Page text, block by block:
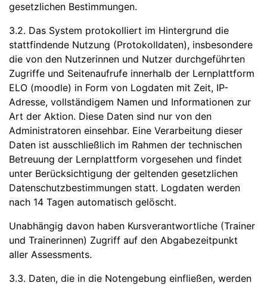
gesetzlichen Bestimmungen.
3.2. Das System protokolliert im Hintergrund die
stattfindende Nutzung (Protokolldaten), insbesondere
die von den Nutzerinnen und Nutzer durchgeführten
Zugriffe und Seitenaufrufe innerhalb der Lernplattform
ELO (moodle) in Form von Logdaten mit Zeit, IP-
Adresse, vollständigem Namen und Informationen zur
Art der Aktion. Diese Daten sind nur von den
Administratoren einsehbar. Eine Verarbeitung dieser
Daten ist ausschließlich im Rahmen der technischen
Betreuung der Lernplattform vorgesehen und findet
unter Berücksichtigung der geltenden gesetzlichen
Datenschutzbestimmungen statt. Logdaten werden
nach 14 Tagen automatisch gelöscht.
Unabhängig davon haben Kursverantwortliche (Trainer
und Trainerinnen) Zugriff auf den Abgabezeitpunkt
aller Assessments.
3.3. Daten, die in die Notengebung einfließen, werden